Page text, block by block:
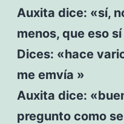
Auxita dice: «sí,
menos, que eso
Dices: «hace
me emvía »
Auxita dice:
pregunto como